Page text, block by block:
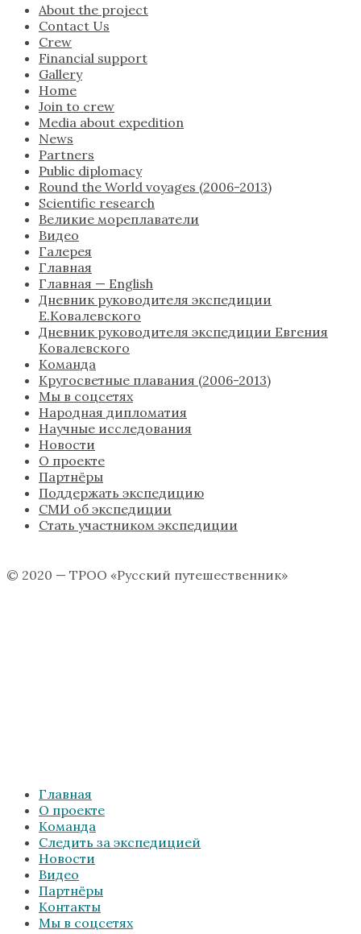
About the project
Contact Us
Crew
Financial support
Gallery
Home
Join to crew
Media about expedition
News
Partners
Public diplomacy
Round the World voyages (2006-2013)
Scientific research
Великие мореплаватели
Видео
Галерея
Главная
Главная — English
Дневник руководителя экспедиции
Е.Ковалевского
Дневник руководителя экспедиции Евгения
Ковалевского
Команда
Кругосветные плавания (2006-2013)
Мы в соцсетях
Народная дипломатия
Научные исследования
Новости
О проекте
Партнёры
Поддержать экспедицию
СМИ об экспедиции
Стать участником экспедиции
© 2020 — ТРОО «Русский путешественник»
Главная
О проекте
Команда
Следить за экспедицией
Новости
Видео
Партнёры
Контакты
Мы в соцсетях